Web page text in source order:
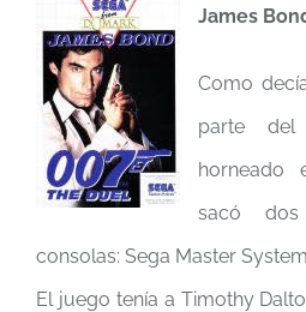
James
Como
parte
horneado
sacó
consolas: Sega Master
El juego tenía a Timothy